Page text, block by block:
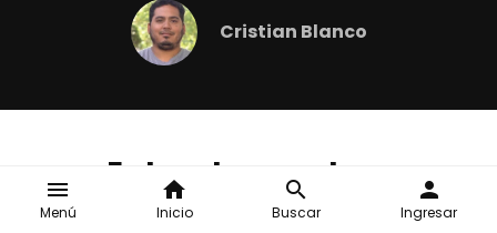
menu
Menú
home
Inicio
search
Buscar
person
Ingresar
Cristian Blanco
Enterate nuestras
novedades